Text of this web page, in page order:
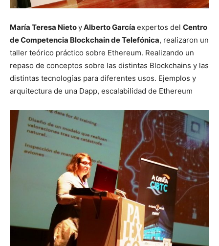
María Teresa NietoyAlberto García expertos del Centro
de Competencia Blockchain de Telefónica, realizaron un
taller teórico práctico sobre Ethereum. Realizando un
repaso de conceptos sobre las distintas Blockchains y las
distintas tecnologías para diferentes usos. Ejemplos y
arquitectura de una Dapp, escalabilidad de Ethereum